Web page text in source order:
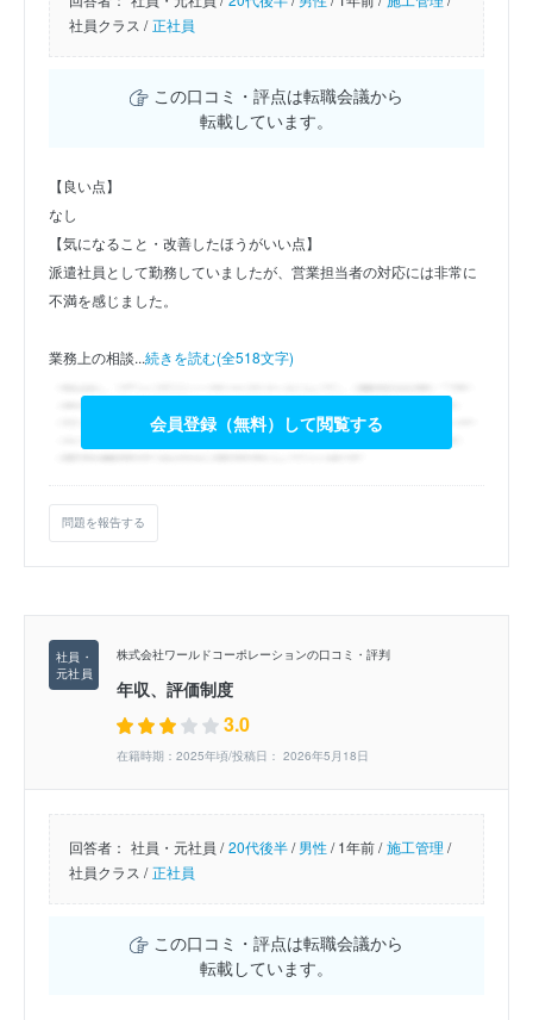
社員クラス / 正社員
この口コミ・評点は転職会議から
転載しています。
【良い点】
なし
【気になること・改善したほうがいい点】
派遣社員として勤務していましたが、営業担当者の対応には非常に
不満を感じました。
業務上の相談...続きを読む(全518文字)
会員登録（無料）して閲覧する
問題を報告する
株式会社ワールドコーポレーションの口コミ・評判
年収、評価制度
3.0
在籍時期：2025年頃/投稿日： 2026年5月18日
回答者： 社員・元社員 / 20代後半/男性/1年前 / 施工管理 /
社員クラス / 正社員
この口コミ・評点は転職会議から
転載しています。